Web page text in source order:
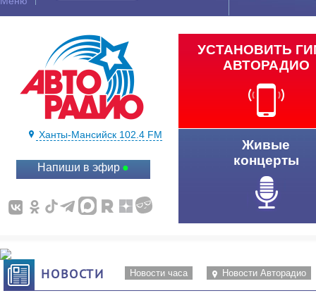
Ханты-Мансийск 102.4 FM
Напиши в эфир
УСТАНОВИТЬ
АВТОРАДИО
Живые
концерты
НОВОСТИ Новости часа Новости Авторадио